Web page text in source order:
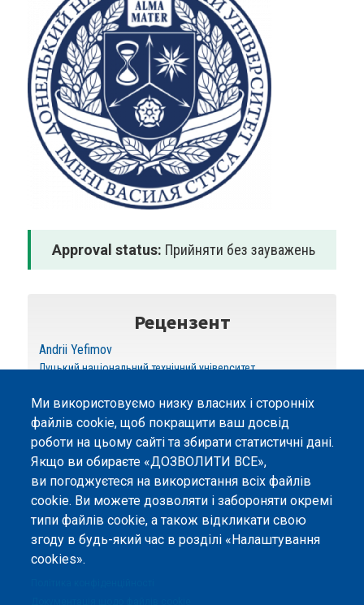
Approval status: Прийняти без зауважень
Рецензент
Andrii Yefimov
Луцький національний технічний університет
Ми використовуємо низку власних і сторонніх
файлів cookie, щоб покращити ваш досвід
роботи на цьому сайті та збирати статистичні дані.
Якщо ви обираєте «ДОЗВОЛИТИ ВСЕ»,
ви погоджуєтеся на використання всіх файлів
cookie. Ви можете дозволяти і забороняти окремі
типи файлів cookie, а також відкликати свою
згоду в будь-який час в розділі «Налаштування
cookies».
Peers International , платформа відкритого
рецензування, 2023-2026. |Налаштування файлів
cookie.
Вміст сайту опубліковано на умовах ліцензії «